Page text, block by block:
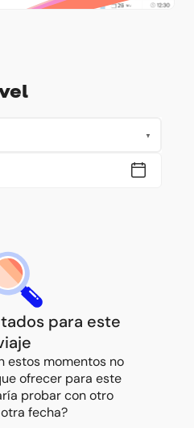
para este
estos momentos no
ofrecer para este
probar con otro
fecha?